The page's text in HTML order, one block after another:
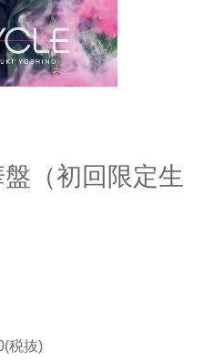
（初回限定生
税抜)